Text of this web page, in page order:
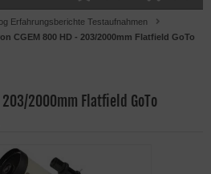
Erfahrungsberichte Testaufnahmen
CGEM 800 HD - 203/2000mm Flatfield GoTo
203/2000mm Flatfield GoTo